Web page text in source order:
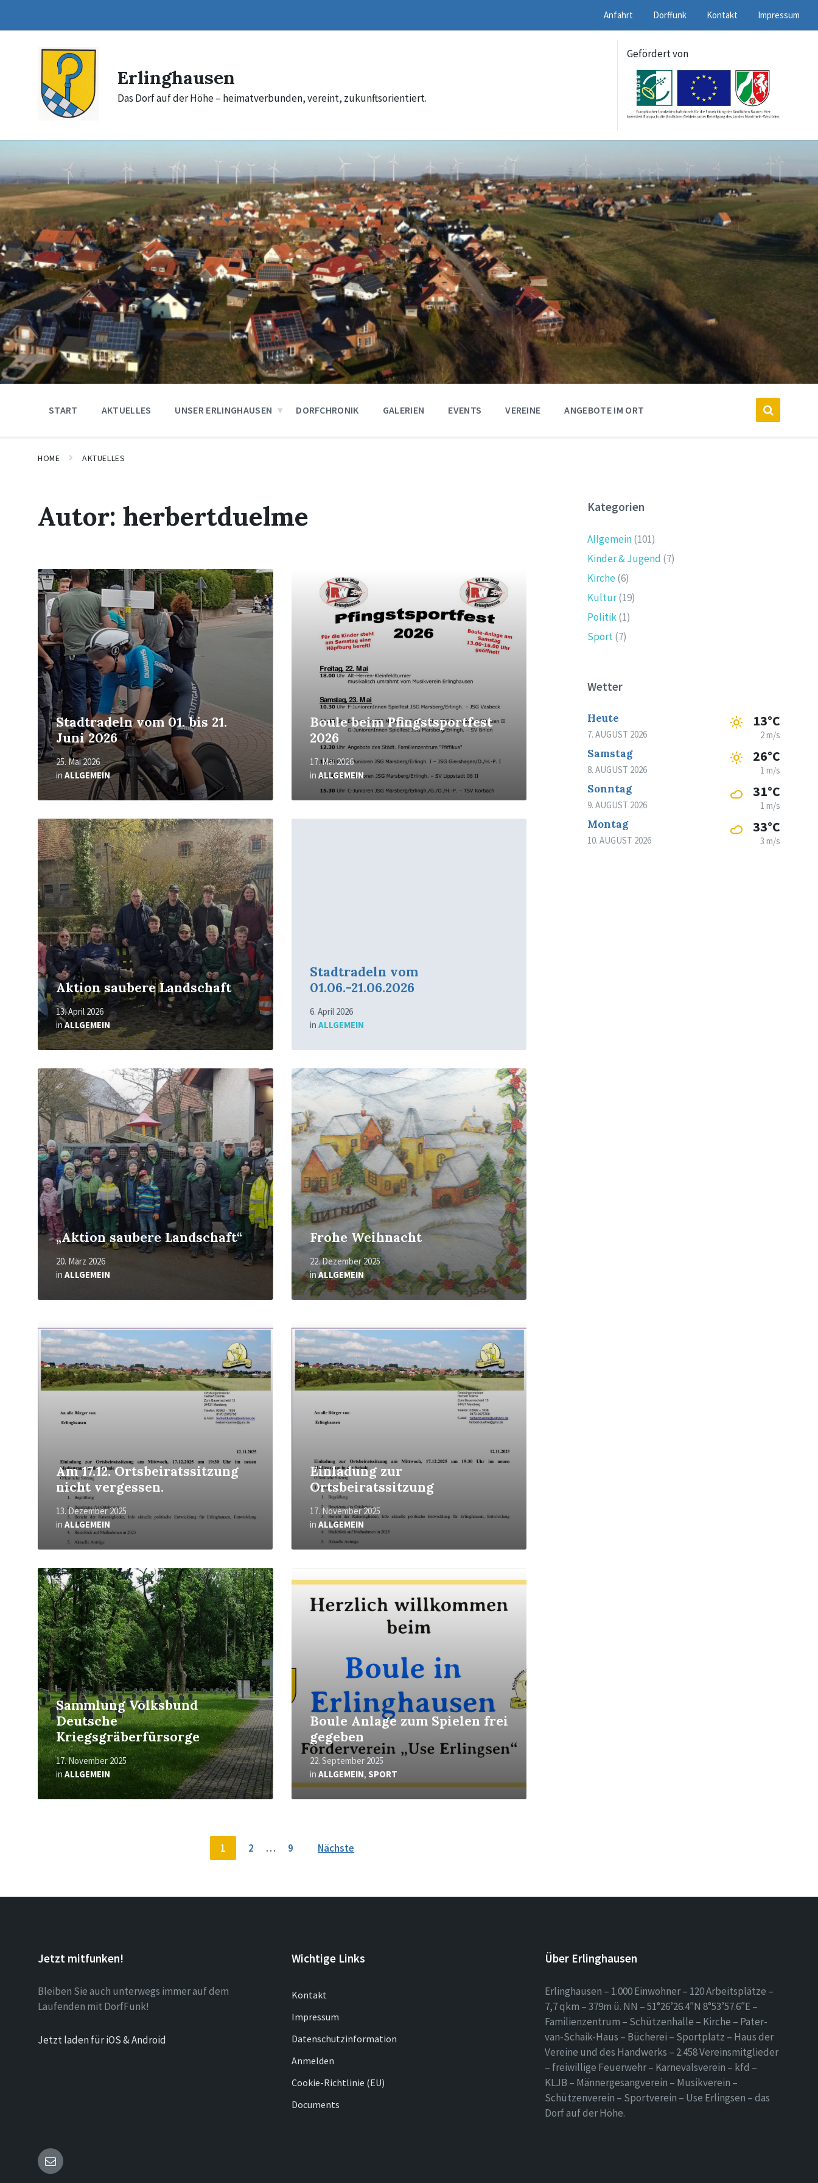
content
main
footer
Anfahrt Dorffunk Kontakt Impressum
Erlinghausen
Das Dorf auf der Höhe – heimatverbunden, vereint, zukunftsorientiert.
Gefördert von
START AKTUELLES UNSER ERLINGHAUSEN DORFCHRONIK GALERIEN EVENTS VEREINE ANGEBOTE IM ORT
HOME AKTUELLES
Autor: herbertduelme
Stadtradeln vom 01. bis 21.
Juni 2026
25. Mai 2026
inALLGEMEIN
Mehr
erfahren
Boule beim Pfingstsportfest
2026
17. Mai 2026
in ALLGEMEIN
erfahren
Aktion saubere Landschaft
13. April 2026
inALLGEMEIN
Mehr
erfahren
Stadtradeln vom
01.06.-21.06.2026
6. April 2026
in ALLGEMEIN
Mehr
„Aktion saubere Landschaft“
20. März 2026
in ALLGEMEIN
Mehr
erfahren
Frohe Weihnacht
22. Dezember 2025
inALLGEMEIN
Mehr
erfahren
Am 17.12. Ortsbeiratssitzung
nicht vergessen.
13. Dezember 2025
in ALLGEMEIN
erfahren
Einladung zur
Ortsbeiratssitzung
17. November 2025
in ALLGEMEIN
erfahren
Sammlung Volksbund
Deutsche
Kriegsgräberfürsorge
17. November 2025
inALLGEMEIN
Mehr
erfahren
Boule Anlage zum Spielen frei
gegeben
22. September 2025
in ALLGEMEIN, SPORT
erfahren
Seitennummerierung
Beiträge
1 2 … 9 Nächste
Kategorien
Allgemein(101)
Kinder & Jugend (7)
Kirche(6)
Kultur(19)
Politik(1)
Sport(7)
Wetter
Heute
7. AUGUST 2026
13°C
2 m/s
Samstag
8. AUGUST 2026
26°C
1 m/s
Sonntag
9. AUGUST 2026
31°C
1 m/s
Montag
10. AUGUST 2026
33°C
3 m/s
Jetzt mitfunken!
Bleiben Sie auch unterwegs immer auf dem
Laufenden mit DorfFunk!
Jetzt laden für iOS & Android
Wichtige Links
Kontakt
Impressum
Datenschutzinformation
Anmelden
Cookie-Richtlinie (EU)
Documents
Über Erlinghausen
Erlinghausen – 1.000 Einwohner – 120 Arbeitsplätze –
7,7 qkm – 379m ü. NN – 51°26’26.4″N 8°53’57.6″E –
Familienzentrum – Schützenhalle – Kirche – Pater-
van-Schaik-Haus – Bücherei – Sportplatz – Haus der
Vereine und des Handwerks – 2.458 Vereinsmitglieder
– freiwillige Feuerwehr – Karnevalsverein – kfd –
KLJB – Männergesangverein – Musikverein –
Schützenverein – Sportverein – Use Erlingsen – das
Dorf auf der Höhe.
E-